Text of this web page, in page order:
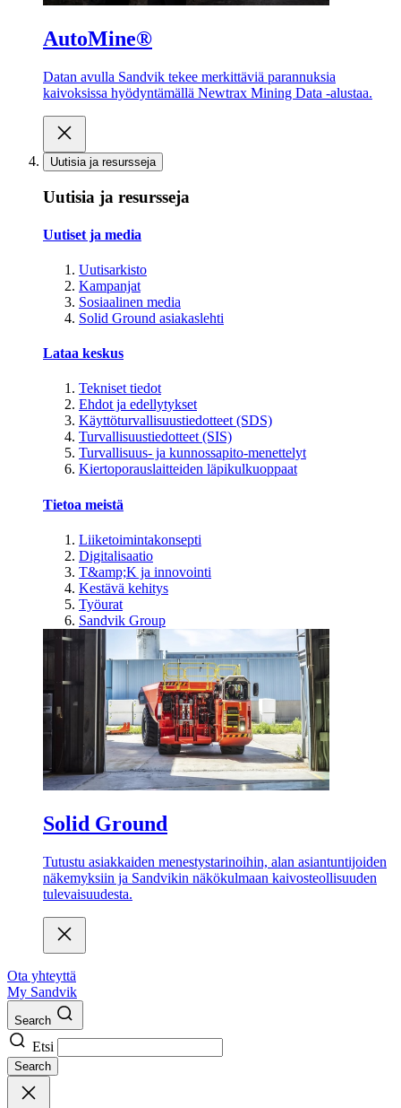
AutoMine®
Datan avulla Sandvik tekee merkittäviä parannuksia
kaivoksissa hyödyntämällä Newtrax Mining Data -alustaa.
Uutisia ja resursseja
Uutisia ja resursseja
Uutiset ja media
Uutisarkisto
Kampanjat
Sosiaalinen media
Solid Ground asiakaslehti
Lataa keskus
Tekniset tiedot
Ehdot ja edellytykset
Käyttöturvallisuustiedotteet (SDS)
Turvallisuustiedotteet (SIS)
Turvallisuus- ja kunnossapito-menettelyt
Kiertoporauslaitteiden läpikulkuoppaat
Tietoa meistä
Liiketoimintakonsepti
Digitalisaatio
T&amp;K ja innovointi
Kestävä kehitys
Työurat
Sandvik Group
Solid Ground
Tutustu asiakkaiden menestystarinoihin, alan asiantuntijoiden
näkemyksiin ja Sandvikin näkökulmaan kaivosteollisuuden
tulevaisuudesta.
Ota yhteyttä
My Sandvik
Search
Etsi
Search